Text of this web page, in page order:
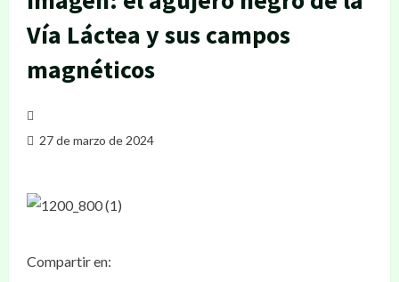
Vía Láctea y sus campos
magnéticos
27 de marzo de 2024
Compartir en: